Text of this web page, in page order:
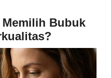
Memilih Bubuk